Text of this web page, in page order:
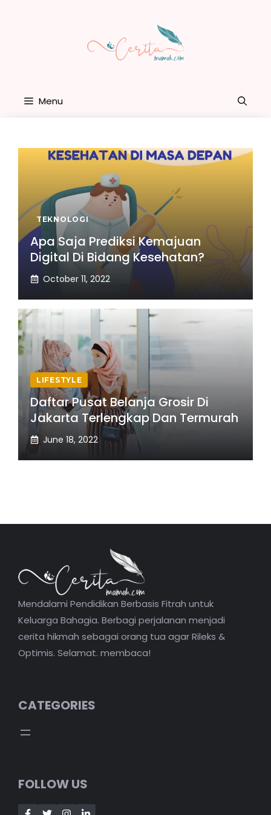
Menu
TEKNOLOGI
Apa Saja Prediksi Kemajuan
Digital Di Bidang Kesehatan?
October 11, 2022
LIFESTYLE
Daftar Pusat Belanja Grosir Di
Jakarta Terlengkap Dan Termurah
June 18, 2022
Mendalami Pendidikan Berbasis Fitrah untuk
Keluarga Bahagia. Berbagi perjalanan menjadi
cerita hikmah sebagai orang tua agar Rileks &
Optimis. Selamat. membaca!
CATEGORIES
FOLLOW US